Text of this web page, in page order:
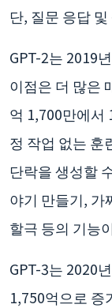
단, 질문 응답
GPT-2는 2019
이점은 더 많은
억 1,700만에서
정 작업 없는 훈
단락을 생성할
야기 만들기, 가
할극 등의 기능
GPT-3는 2020
1,750억으로 증